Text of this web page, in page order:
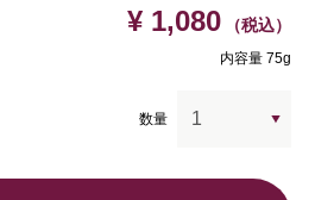
¥ 1,080
（税込）
内容量 75g
数量